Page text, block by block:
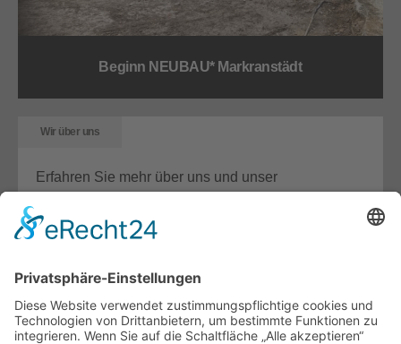
Beginn NEUBAU* Markranstädt
Wir über uns
Erfahren Sie mehr über uns und unser
Unterstützung